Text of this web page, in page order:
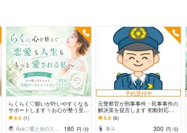
らくらく♡願いが叶いやすくなる
サポートします ✨お心が整う至福
の時間♡PDFテキスト＆実践ワー
ク付
5.0 (1)
Aya♡愛と光のスピリチュアルガイド
180 円 /分
予約受付中
元警察官が刑事事件・民事事件の
解決策を提言します 初動対応や2
次被害防止対策が重要！
5.0 (6)
隼斗
300 円 /分